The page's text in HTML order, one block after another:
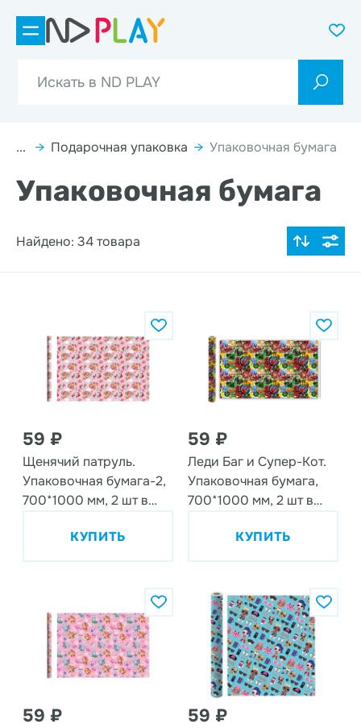
... → Подарочная упаковка → Упаковочная бумага
Упаковочная бумага
Найдено: 34 товара
По популярности
Цена по возрастанию
Цена по убыванию
59 ₽
Щенячий патруль.
Упаковочная бумага-2,
700*1000 мм, 2 шт в
КУПИТЬ
59 ₽
Леди Баг и Супер-Кот.
Упаковочная бумага,
700*1000 мм, 2 шт в
КУПИТЬ
59 ₽ 59 ₽